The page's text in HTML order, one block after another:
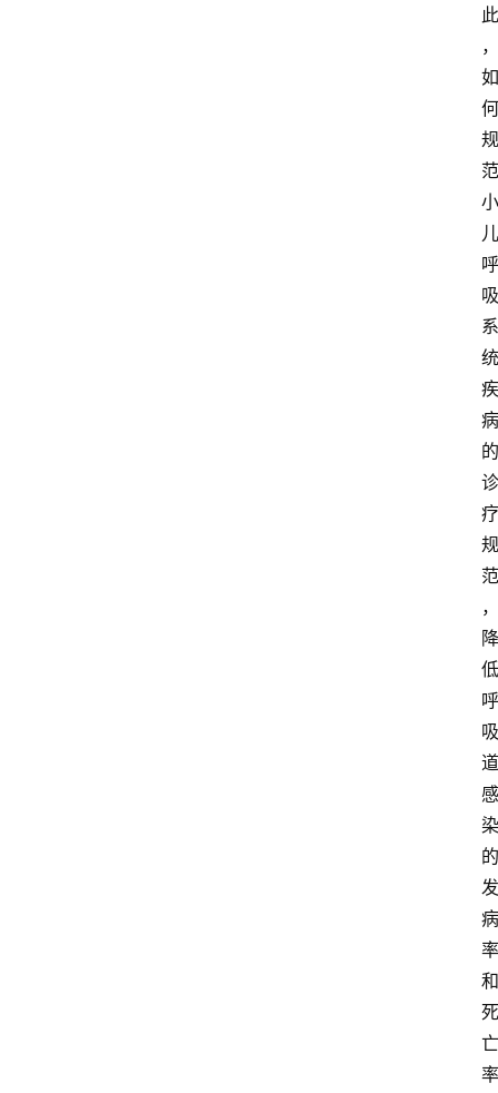
此
，
如
何
规
范
小
儿
呼
吸
系
统
疾
病
的
诊
疗
规
范
，
降
低
呼
吸
道
感
染
的
发
病
率
和
死
亡
率